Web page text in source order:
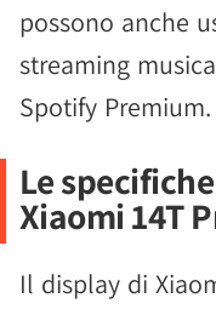
possono anche
streaming
Spotify Premium.
Le
Xiaomi 14T
Il display di